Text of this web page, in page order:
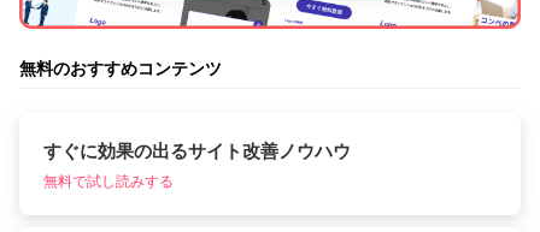
無料のおすすめコンテンツ
すぐに効果の出るサイト改善ノウハウ
無料で試し読みする